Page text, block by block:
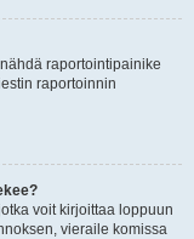
raportointipainike
raportoinnin
voit kirjoittaa loppuun
vieraile komissa